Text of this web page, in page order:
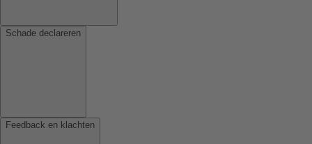
Schade declareren
Feedback en klachten